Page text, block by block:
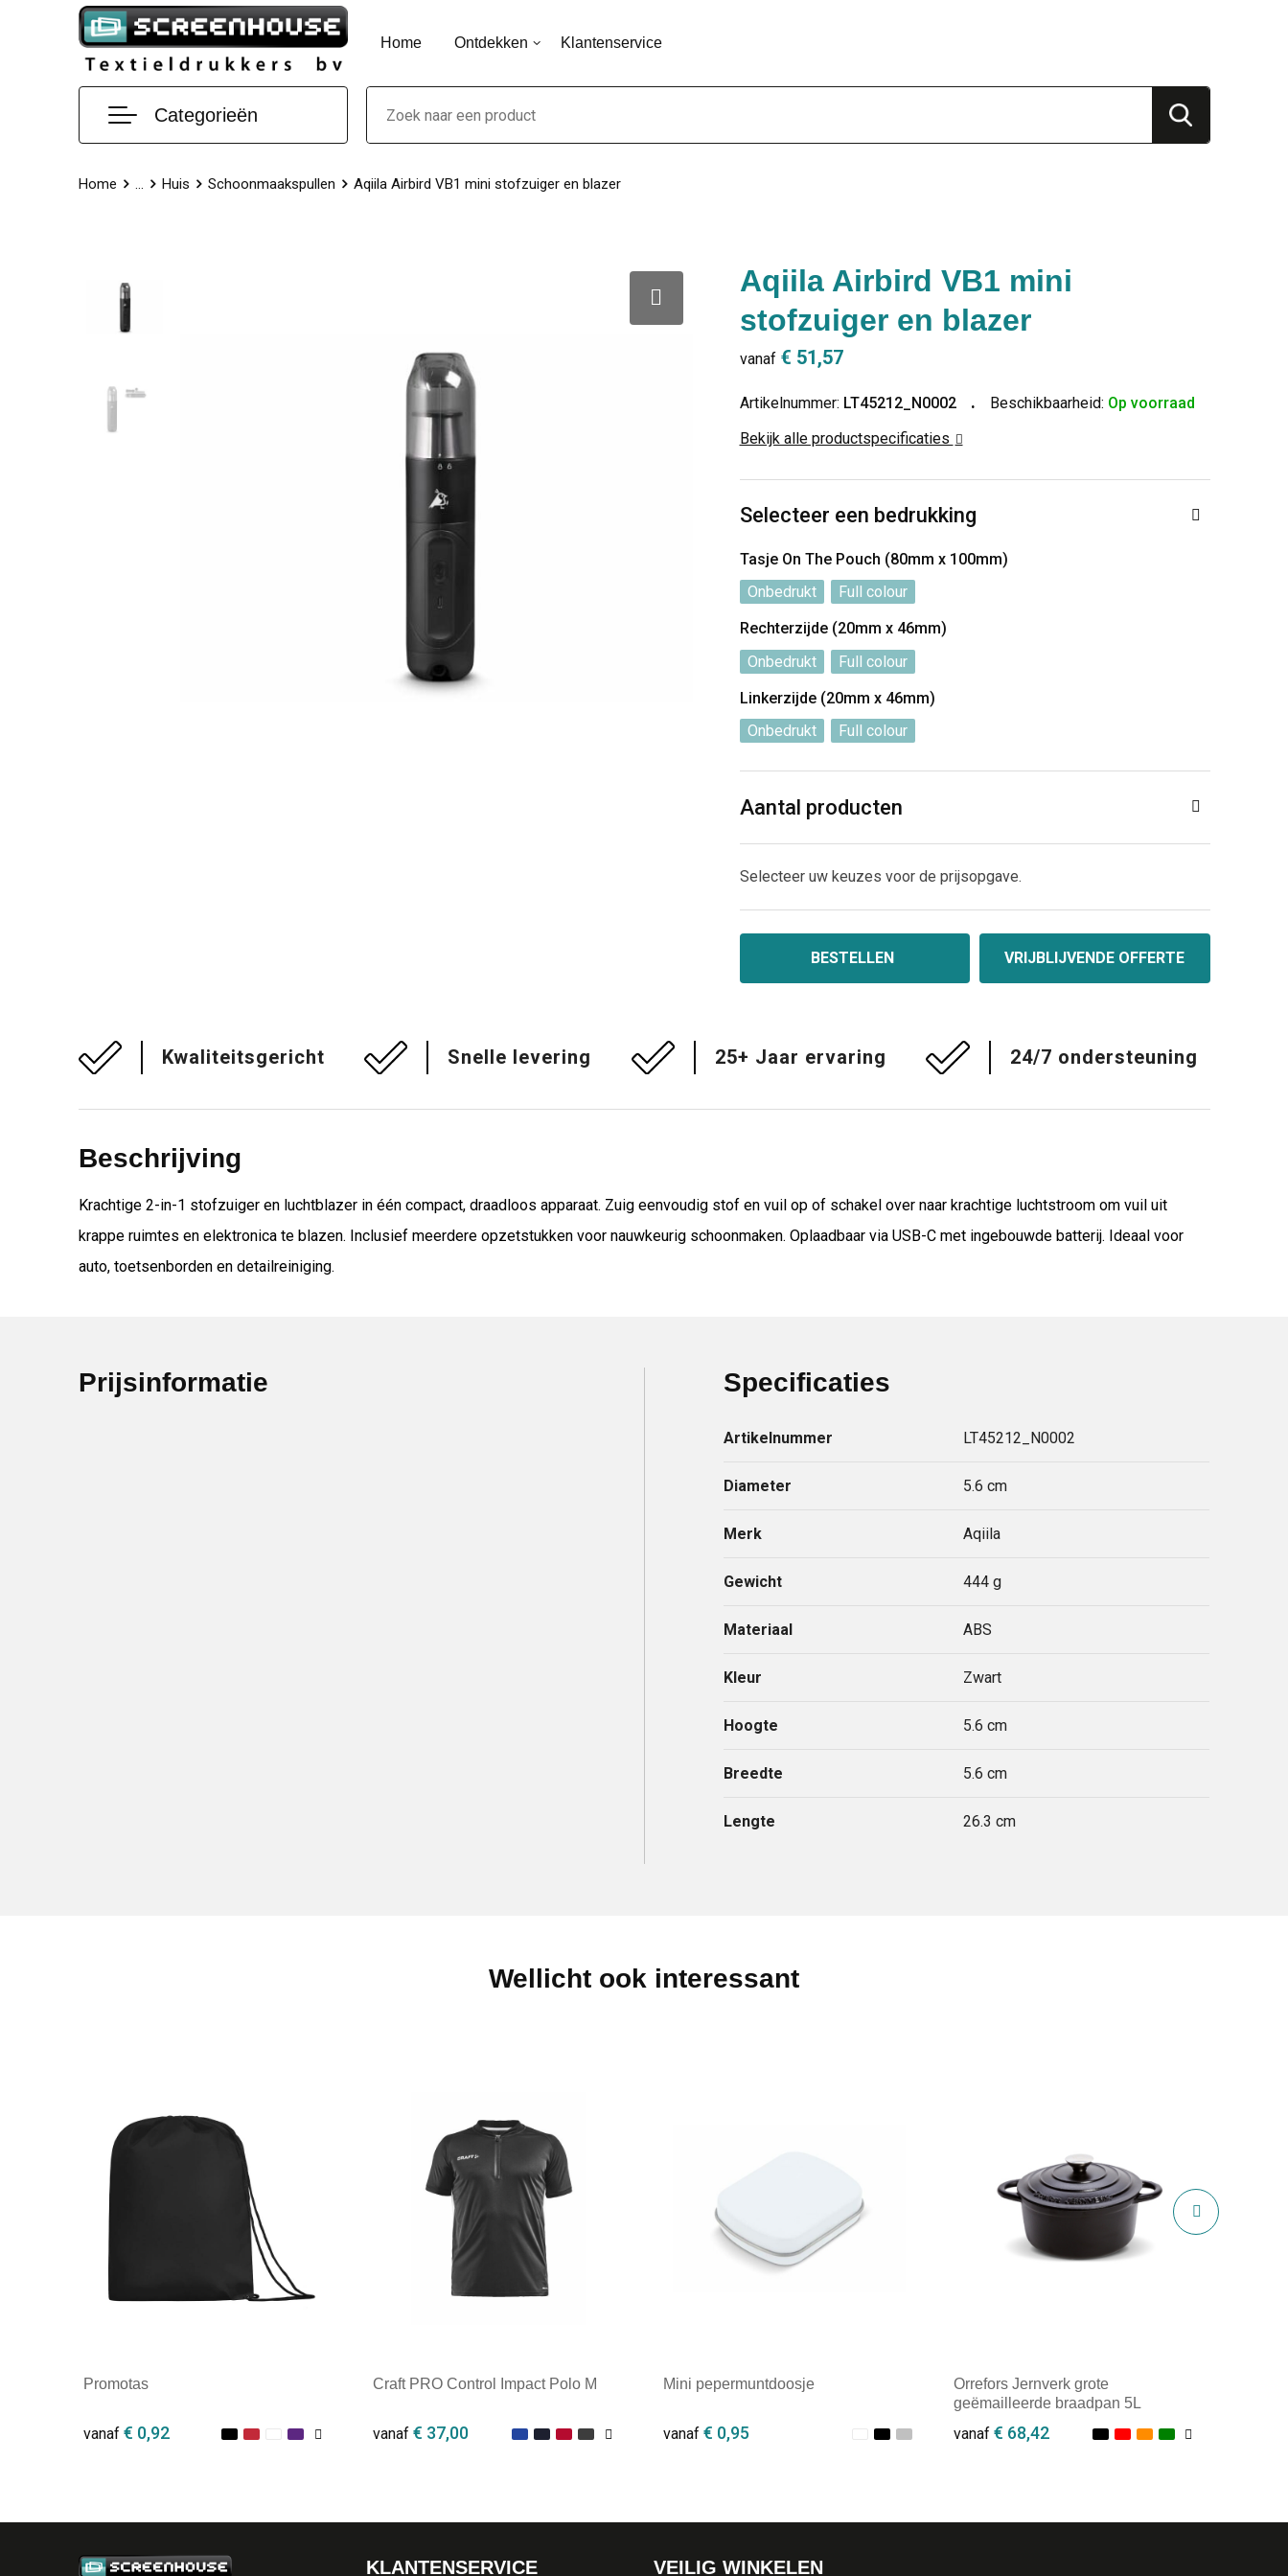
Home Ontdekken Klantenservice
Categorieën
Home ... Huis Schoonmaakspullen Aqiila Airbird VB1 mini stofzuiger en blazer
Aqiila Airbird VB1 mini
stofzuiger en blazer
vanaf € 51,57
Artikelnummer: LT45212_N0002 Beschikbaarheid: Op voorraad
Bekijk alle productspecificaties
Selecteer een bedrukking
Tasje On The Pouch (80mm x 100mm)
Onbedrukt
Full colour
Rechterzijde (20mm x 46mm)
Onbedrukt
Full colour
Linkerzijde (20mm x 46mm)
Onbedrukt
Full colour
Aantal producten
Selecteer uw keuzes voor de prijsopgave.
BESTELLEN VRIJBLIJVENDE OFFERTE
Kwaliteitsgericht Snelle levering 25+ Jaar ervaring 24/7 ondersteuning
Beschrijving
Krachtige 2-in-1 stofzuiger en luchtblazer in één compact, draadloos apparaat. Zuig eenvoudig stof en vuil op of schakel over naar krachtige luchtstroom om vuil uit
krappe ruimtes en elektronica te blazen. Inclusief meerdere opzetstukken voor nauwkeurig schoonmaken. Oplaadbaar via USB-C met ingebouwde batterij. Ideaal voor
auto, toetsenborden en detailreiniging.
Prijsinformatie Specificaties
Artikelnummer LT45212_N0002
Diameter 5.6 cm
Merk Aqiila
Gewicht 444 g
Materiaal ABS
Kleur Zwart
Hoogte 5.6 cm
Breedte 5.6 cm
Lengte 26.3 cm
Wellicht ook interessant
Promotas
vanaf € 0,92
Craft PRO Control Impact Polo M
vanaf€ 37,00
Mini pepermuntdoosje
vanaf € 0,95
Orrefors Jernverk grote
geëmailleerde braadpan 5L
vanaf € 68,42
KLANTENSERVICE VEILIG WINKELEN